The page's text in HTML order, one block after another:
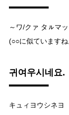
～ワ/クァ タㇽマッ
(○○に似ていますね
귀여우시네요.
キュィヨウシネヨ